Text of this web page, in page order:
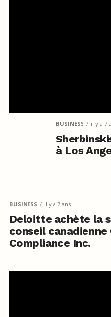
BUSINESS il y a 7
à Los
BUSINESS il y a 7 ans
Deloitte achète la
conseil canadienne
Compliance Inc.